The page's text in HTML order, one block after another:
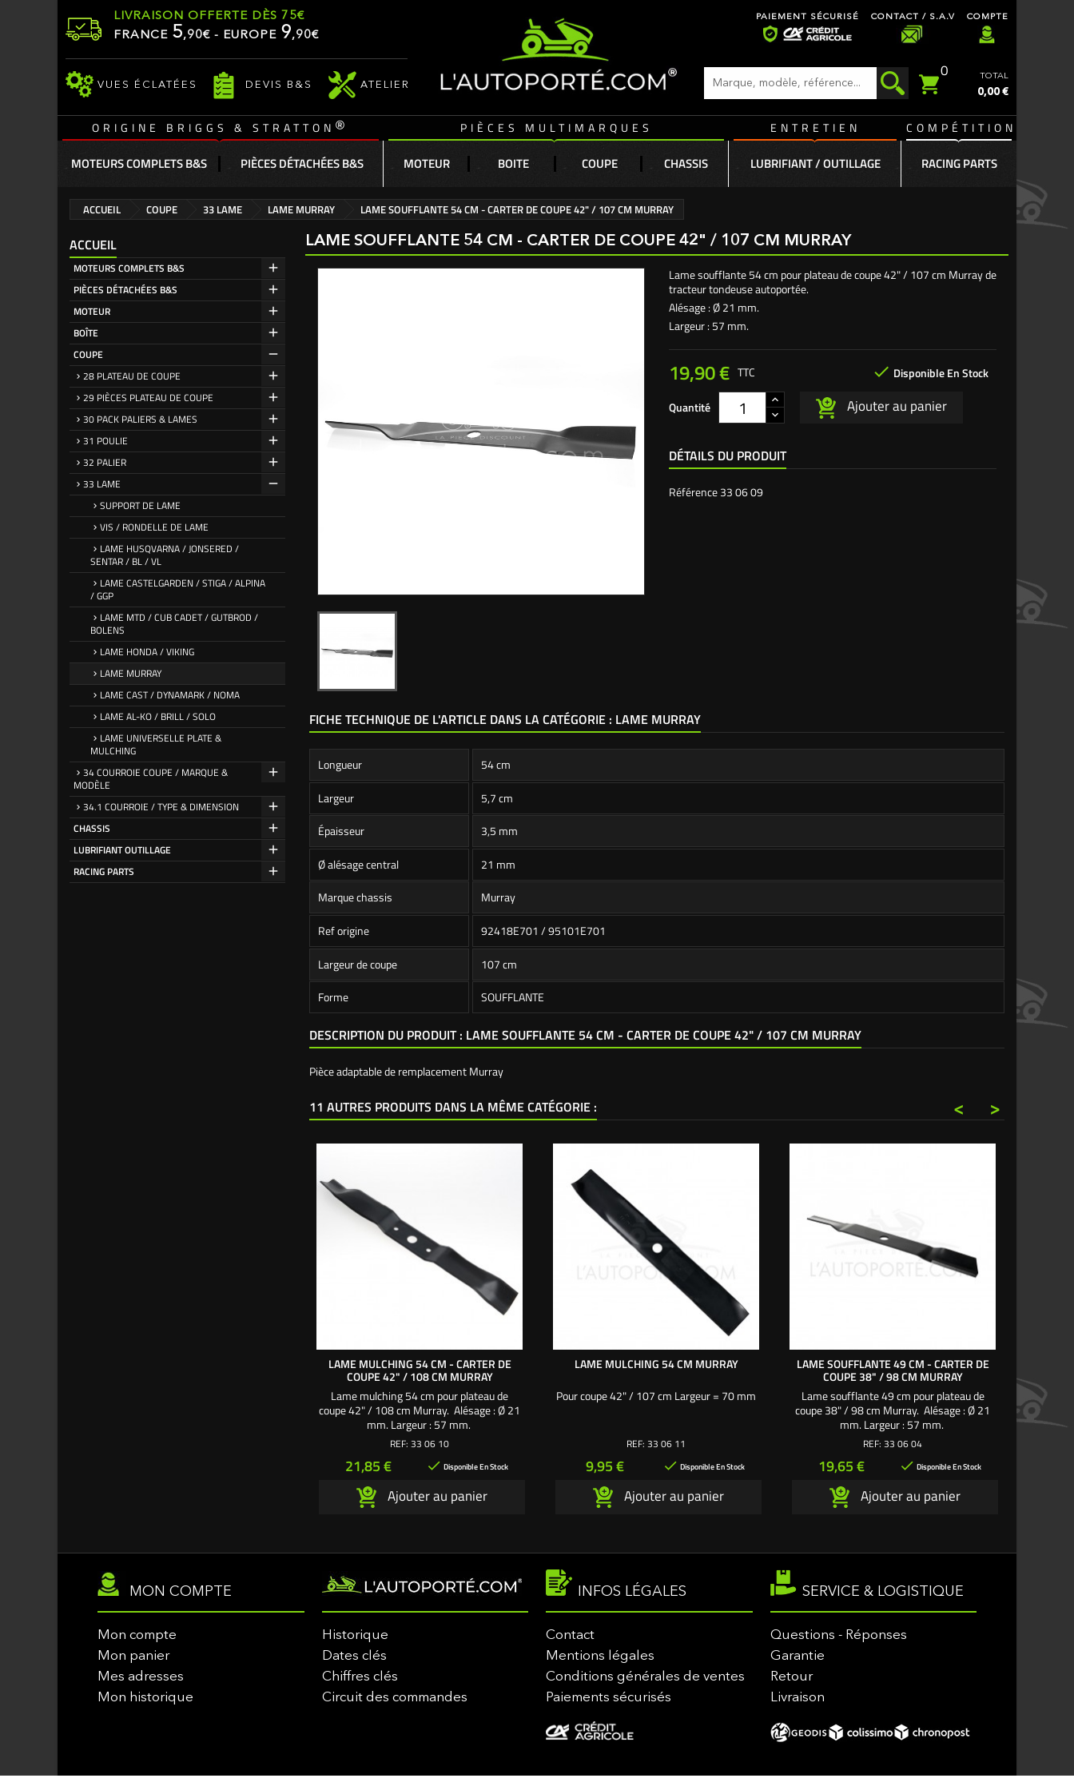
LIVRAISON OFFERTE DÈS 75€
FRANCE 5,90€ - EUROPE 9,90€
VUES ÉCLATÉES DEVIS B&S ATELIER
PAIEMENT SÉCURISÉ CONTACT / S.A.V COMPTE
0 TOTAL
0,00 €
ORIGINE BRIGGS & STRATTON ® PIÈCES MULTIMARQUES ENTRETIEN COMPÉTITION
MOTEURS COMPLETS B&S PIÈCES DÉTACHÉES B&S MOTEUR BOITE COUPE CHASSIS LUBRIFIANT / OUTILLAGE RACING PARTS
ACCUEIL COUPE 33 LAME LAME MURRAY LAME SOUFFLANTE 54 CM - CARTER DE COUPE 42" / 107 CM MURRAY
ACCUEIL
MOTEURS COMPLETS B&S
PIÈCES DÉTACHÉES B&S
MOTEUR
BOÎTE
COUPE
28 PLATEAU DE COUPE
29 PIÈCES PLATEAU DE COUPE
30 PACK PALIERS & LAMES
31 POULIE
32 PALIER
33 LAME
SUPPORT DE LAME
VIS / RONDELLE DE LAME
LAME HUSQVARNA / JONSERED /
SENTAR / BL / VL
LAME CASTELGARDEN / STIGA / ALPINA
/ GGP
LAME MTD / CUB CADET / GUTBROD /
BOLENS
LAME HONDA / VIKING
LAME MURRAY
LAME CAST / DYNAMARK / NOMA
LAME AL-KO / BRILL / SOLO
LAME UNIVERSELLE PLATE &
MULCHING
34 COURROIE COUPE / MARQUE &
MODÈLE
34.1 COURROIE / TYPE & DIMENSION
CHASSIS
LUBRIFIANT OUTILLAGE
RACING PARTS
LAME SOUFFLANTE 54 CM - CARTER DE COUPE 42" / 107 CM MURRAY
Lame soufflante 54 cm pour plateau de coupe 42" / 107 cm Murray de
tracteur tondeuse autoportée.
Alésage : Ø 21 mm.
Largeur : 57 mm.
19,90 €  Disponible En Stock
TTC
Quantité Ajouter au panier
DÉTAILS DU PRODUIT
Référence33 06 09
FICHE TECHNIQUE DE L'ARTICLE DANS LA CATÉGORIE : LAME MURRAY
Longueur
54 cm
Largeur
5,7 cm
Épaisseur
3,5 mm
Ø alésage central
21 mm
Marque chassis
Murray
Ref origine
92418E701 / 95101E701
Largeur de coupe
107 cm
Forme
SOUFFLANTE
DESCRIPTION DU PRODUIT : LAME SOUFFLANTE 54 CM - CARTER DE COUPE 42" / 107 CM MURRAY
Pièce adaptable de remplacement Murray
11 AUTRES PRODUITS DANS LA MÊME CATÉGORIE : >
<
LAME MULCHING 54 CM - CARTER DE
COUPE 42" / 108 CM MURRAY
Lame mulching 54 cm pour plateau de
coupe 42" / 108 cm Murray. Alésage : Ø 21
mm. Largeur : 57 mm.
REF: 33 06 10
Prix
21,85 €  Disponible En Stock
Ajouter au panier
LAME MULCHING 54 CM MURRAY
Pour coupe 42" / 107 cm Largeur = 70 mm
REF: 33 06 11
Prix
9,95 €  Disponible En Stock
Ajouter au panier
LAME SOUFFLANTE 49 CM - CARTER DE
COUPE 38" / 98 CM MURRAY
Lame soufflante 49 cm pour plateau de
coupe 38" / 98 cm Murray. Alésage : Ø 21
mm. Largeur : 57 mm.
REF: 33 06 04
Prix
19,65 €  Disponible En Stock
Ajouter au panier
Lame
coupe
MON COMPTE
Mon compte
Mon panier
Mes adresses
Mon historique
Historique
Dates clés
Chiffres clés
Circuit des commandes
INFOS LÉGALES
Contact
Mentions légales
Conditions générales de ventes
Paiements sécurisés
SERVICE & LOGISTIQUE
Questions - Réponses
Garantie
Retour
Livraison